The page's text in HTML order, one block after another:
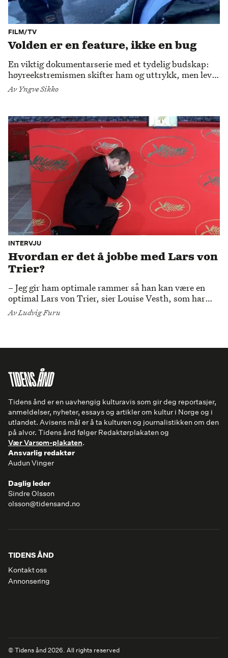
FILM/TV
Volden er en feature, ikke en bug
En viktig dokumentarserie med et tydelig budskap:
høyreekstremismen skifter ham og uttrykk, men lever
blant oss.
AvYngve Sikko
INTERVJU
Hvordan er det å jobbe med Lars von
Trier?
– Jeg gir ham optimale rammer så han kan være en
optimal Lars von Trier, sier Louise Vesth, som har
vært produsenten hans i 12 år. Hun nekter for å være
von Triers høyre hånd, men joda, han vet nok hva hun
AvLudvig Furu
Tidens ånd er en uavhengig kulturavis som gir deg reportasjer,
anmeldelser, nyheter, essays og artikler om kultur i Norge og i
utlandet. Avisens mål er å ta kulturen og journalistikken om den
på alvor. Tidens ånd følger Redaktørplakaten og
Vær Varsom-plakaten.
Ansvarlig redaktør
Audun Vinger
Daglig leder
Sindre Olsson
olsson@tidensand.no
TIDENS ÅND
Kontakt oss
Annonsering
©Tidens ånd2026. All rights reserved